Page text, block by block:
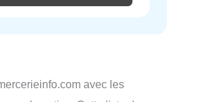
avec les